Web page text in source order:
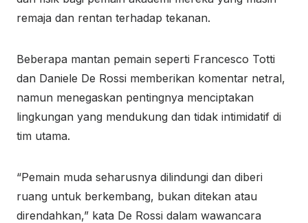
remaja dan rentan terhadap tekanan.
Beberapa mantan pemain seperti Francesco Totti
dan Daniele De Rossi memberikan komentar netral,
namun menegaskan pentingnya menciptakan
lingkungan yang mendukung dan tidak intimidatif di
tim utama.
“Pemain muda seharusnya dilindungi dan diberi
ruang untuk berkembang, bukan ditekan atau
direndahkan,” kata De Rossi dalam wawancara